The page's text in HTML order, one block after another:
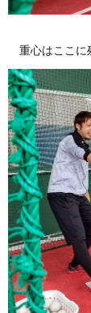
重心はここに